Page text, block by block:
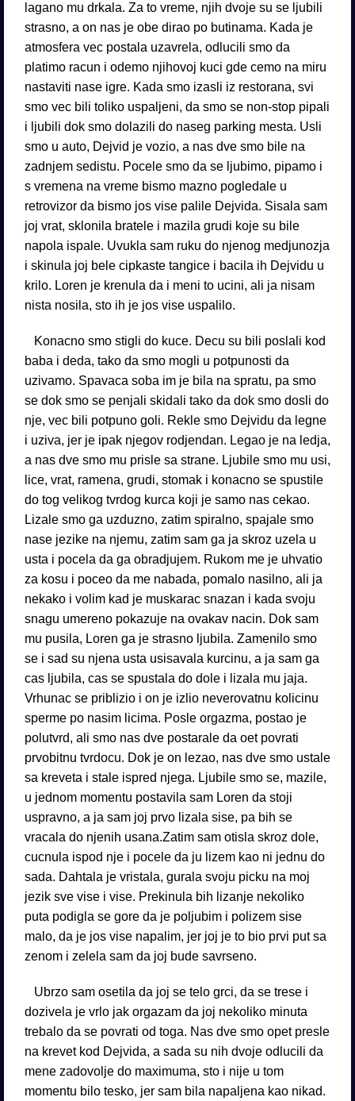
lagano mu drkala. Za to vreme, njih dvoje su se ljubili
strasno, a on nas je obe dirao po butinama. Kada je
atmosfera vec postala uzavrela, odlucili smo da
platimo racun i odemo njihovoj kuci gde cemo na miru
nastaviti nase igre. Kada smo izasli iz restorana, svi
smo vec bili toliko uspaljeni, da smo se non-stop pipali
i ljubili dok smo dolazili do naseg parking mesta. Usli
smo u auto, Dejvid je vozio, a nas dve smo bile na
zadnjem sedistu. Pocele smo da se ljubimo, pipamo i
s vremena na vreme bismo mazno pogledale u
retrovizor da bismo jos vise palile Dejvida. Sisala sam
joj vrat, sklonila bratele i mazila grudi koje su bile
napola ispale. Uvukla sam ruku do njenog medjunozja
i skinula joj bele cipkaste tangice i bacila ih Dejvidu u
krilo. Loren je krenula da i meni to ucini, ali ja nisam
nista nosila, sto ih je jos vise uspalilo.
Konacno smo stigli do kuce. Decu su bili poslali kod
baba i deda, tako da smo mogli u potpunosti da
uzivamo. Spavaca soba im je bila na spratu, pa smo
se dok smo se penjali skidali tako da dok smo dosli do
nje, vec bili potpuno goli. Rekle smo Dejvidu da legne
i uziva, jer je ipak njegov rodjendan. Legao je na ledja,
a nas dve smo mu prisle sa strane. Ljubile smo mu usi,
lice, vrat, ramena, grudi, stomak i konacno se spustile
do tog velikog tvrdog kurca koji je samo nas cekao.
Lizale smo ga uzduzno, zatim spiralno, spajale smo
nase jezike na njemu, zatim sam ga ja skroz uzela u
usta i pocela da ga obradjujem. Rukom me je uhvatio
za kosu i poceo da me nabada, pomalo nasilno, ali ja
nekako i volim kad je muskarac snazan i kada svoju
snagu umereno pokazuje na ovakav nacin. Dok sam
mu pusila, Loren ga je strasno ljubila. Zamenilo smo
se i sad su njena usta usisavala kurcinu, a ja sam ga
cas ljubila, cas se spustala do dole i lizala mu jaja.
Vrhunac se priblizio i on je izlio neverovatnu kolicinu
sperme po nasim licima. Posle orgazma, postao je
polutvrd, ali smo nas dve postarale da oet povrati
prvobitnu tvrdocu. Dok je on lezao, nas dve smo ustale
sa kreveta i stale ispred njega. Ljubile smo se, mazile,
u jednom momentu postavila sam Loren da stoji
uspravno, a ja sam joj prvo lizala sise, pa bih se
vracala do njenih usana.Zatim sam otisla skroz dole,
cucnula ispod nje i pocele da ju lizem kao ni jednu do
sada. Dahtala je vristala, gurala svoju picku na moj
jezik sve vise i vise. Prekinula bih lizanje nekoliko
puta podigla se gore da je poljubim i polizem sise
malo, da je jos vise napalim, jer joj je to bio prvi put sa
zenom i zelela sam da joj bude savrseno.
Ubrzo sam osetila da joj se telo grci, da se trese i
dozivela je vrlo jak orgazam da joj nekoliko minuta
trebalo da se povrati od toga. Nas dve smo opet presle
na krevet kod Dejvida, a sada su nih dvoje odlucili da
mene zadovolje do maximuma, sto i nije u tom
momentu bilo tesko, jer sam bila napaljena kao nikad.